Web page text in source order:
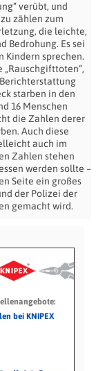
verübt, und
zählen zum
die leichte,
Bedrohung. Es sei
Kindern sprechen.
„Rauschgifttoten“,
starben in den
16 Menschen
die Zahlen derer
Auch diese
auch im
Zahlen stehen
werden sollte –
Seite ein großes
der Polizei der
gemacht wird.
bei KNIPEX